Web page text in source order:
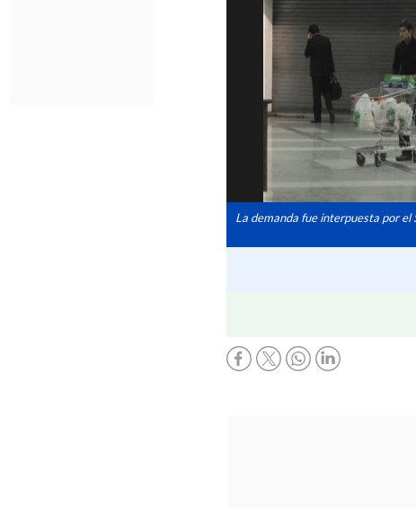
La demanda fue interpuesta por el